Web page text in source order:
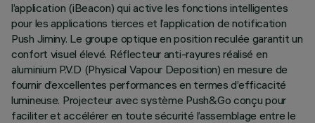
l’application (iBeacon) qui active les fonctions intelligentes
pour les applications tierces et l’application de notification
Push Jiminy. Le groupe optique en position reculée garantit un
confort visuel élevé. Réflecteur anti-rayures réalisé en
aluminium P.V.D (Physical Vapour Deposition) en mesure de
fournir d’excellentes performances en termes d’efficacité
lumineuse. Projecteur avec système Push&Go conçu pour
faciliter et accélérer en toute sécurité l’assemblage entre le